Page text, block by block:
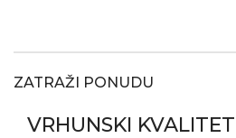
ZATRAŽI PONUDU
VRHUNSKI KVALITET